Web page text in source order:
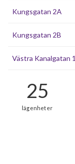
Kungsgatan 2A
Kungsgatan 2B
Västra Kanalgatan 1